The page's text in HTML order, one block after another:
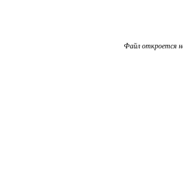
Файл откроется